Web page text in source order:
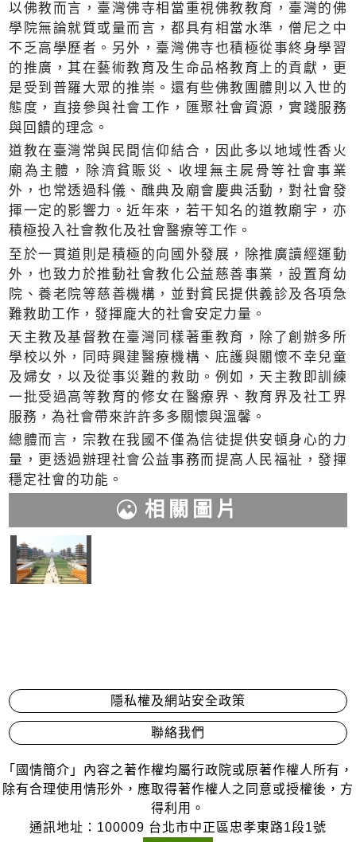
以佛教而言，臺灣佛寺相當重視佛教教育，臺灣的佛
學院無論就質或量而言，都具有相當水準，僧尼之中
不乏高學歷者。另外，臺灣佛寺也積極從事終身學習
的推廣，其在藝術教育及生命品格教育上的貢獻，更
是受到普羅大眾的推崇。還有些佛教團體則以入世的
態度，直接參與社會工作，匯聚社會資源，實踐服務
與回饋的理念。
道教在臺灣常與民間信仰結合，因此多以地域性香火
廟為主體，除濟貧賑災、收埋無主屍骨等社會事業
外，也常透過科儀、醮典及廟會慶典活動，對社會發
揮一定的影響力。近年來，若干知名的道教廟宇，亦
積極投入社會教化及社會醫療等工作。
至於一貫道則是積極的向國外發展，除推廣讀經運動
外，也致力於推動社會教化公益慈善事業，設置育幼
院、養老院等慈善機構，並對貧民提供義診及各項急
難救助工作，發揮龐大的社會安定力量。
天主教及基督教在臺灣同樣著重教育，除了創辦多所
學校以外，同時興建醫療機構、庇護與關懷不幸兒童
及婦女，以及從事災難的救助。例如，天主教即訓練
一批受過高等教育的修女在醫療界、教育界及社工界
服務，為社會帶來許許多多關懷與溫馨。
總體而言，宗教在我國不僅為信徒提供安頓身心的力
量，更透過辦理社會公益事務而提高人民福祉，發揮
穩定社會的功能。
相關圖片
隱私權及網站安全政策
聯絡我們
「國情簡介」內容之著作權均屬行政院或原著作權人所有，
除有合理使用情形外，應取得著作權人之同意或授權後，方
得利用。
通訊地址：100009 台北市中正區忠孝東路1段1號